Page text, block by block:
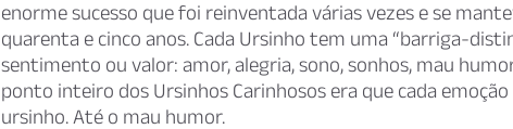
enorme sucesso que foi reinventada várias vezes e se
quarenta e cinco anos. Cada Ursinho tem uma “barriga-
sentimento ou valor: amor, alegria, sono, sonhos, mau
ponto inteiro dos Ursinhos Carinhosos era que cada
ursinho. Até o mau humor.